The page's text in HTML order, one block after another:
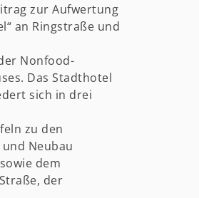
zur Aufwertung
an Ringstraße und
Nonfood-
Das Stadthotel
sich in drei
zu den
Neubau
dem
der